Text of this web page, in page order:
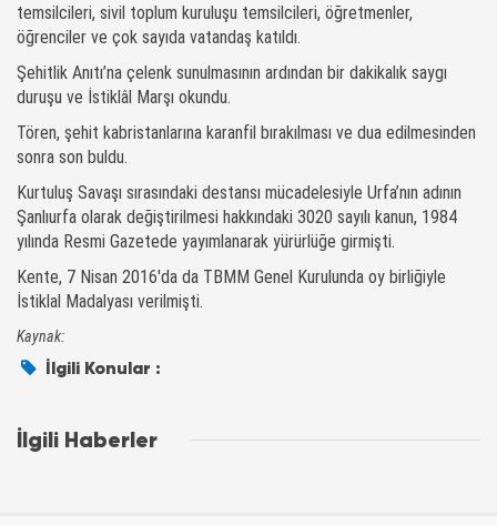
temsilcileri, sivil toplum kuruluşu temsilcileri, öğretmenler,
öğrenciler ve çok sayıda vatandaş katıldı.
Şehitlik Anıtı’na çelenk sunulmasının ardından bir dakikalık saygı
duruşu ve İstiklâl Marşı okundu.
Tören, şehit kabristanlarına karanfil bırakılması ve dua edilmesinden
sonra son buldu.
Kurtuluş Savaşı sırasındaki destansı mücadelesiyle Urfa’nın adının
Şanlıurfa olarak değiştirilmesi hakkındaki 3020 sayılı kanun, 1984
yılında Resmi Gazetede yayımlanarak yürürlüğe girmişti.
Kente, 7 Nisan 2016'da da TBMM Genel Kurulunda oy birliğiyle
İstiklal Madalyası verilmişti.
Kaynak:
İlgili Konular :
İlgili Haberler